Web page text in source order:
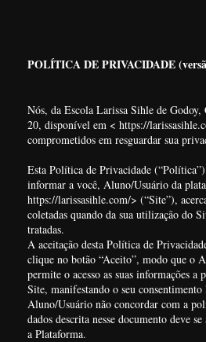
POLÍTICA DE PRIVACIDADE
Nós, da Escola Larissa Sihle de
20, disponível em < https://
comprometidos em resguardar sua
Esta Política de Privacidade
informar a você, Aluno/Usuário da
https://larissasihle.com/> (“Site”),
coletadas quando da sua utilização do
tratadas.
A aceitação desta Política de
clique no botão “Aceito”, modo que o
permite o acesso as suas informações a
Site, manifestando o seu
Aluno/Usuário não concordar com a
dados descrita nesse documento deve
a Plataforma.